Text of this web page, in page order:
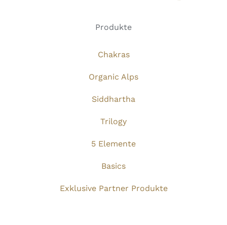
Produkte
Chakras
Organic Alps
Siddhartha
Trilogy
5 Elemente
Basics
Exklusive Partner Produkte